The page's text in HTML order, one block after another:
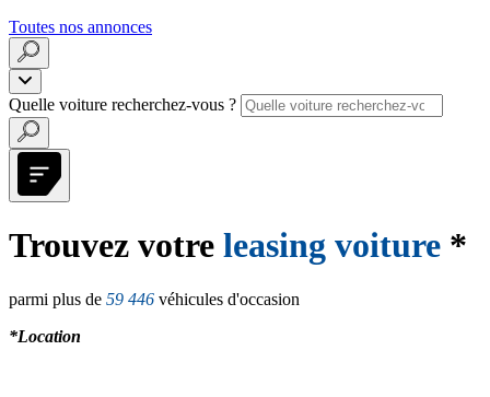
Toutes nos annonces
Quelle voiture recherchez-vous ?
Trouvez votre leasing voiture *
parmi plus de 59 446 véhicules d'occasion
*Location